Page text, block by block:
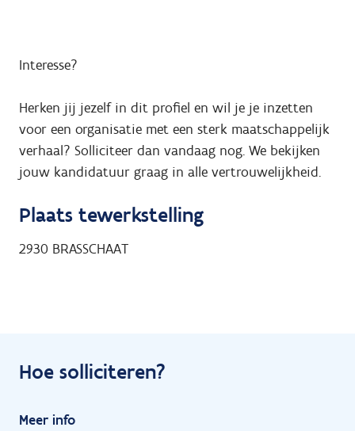
Interesse?
Herken jij jezelf in dit profiel en wil je je inzetten
voor een organisatie met een sterk maatschappelijk
verhaal? Solliciteer dan vandaag nog. We bekijken
jouw kandidatuur graag in alle vertrouwelijkheid.
Plaats tewerkstelling
2930 BRASSCHAAT
Hoe solliciteren?
Meer info